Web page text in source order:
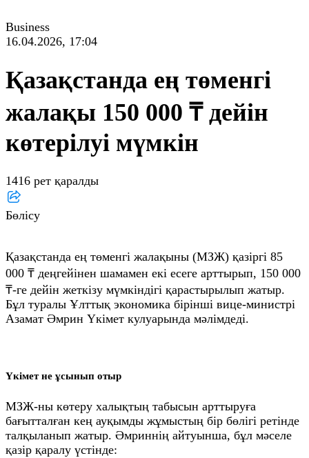
Business
16.04.2026, 17:04
Қазақстанда ең төменгі
жалақы 150 000 ₸ дейін
көтерілуі мүмкін
1416 рет қаралды
Бөлісу
Қазақстанда ең төменгі жалақыны (МЗЖ) қазіргі 85
000 ₸ деңгейінен шамамен екі есеге арттырып, 150 000
₸-ге дейін жеткізу мүмкіндігі қарастырылып жатыр.
Бұл туралы Ұлттық экономика бірінші вице-министрі
Азамат Әмрин Үкімет кулуарында мәлімдеді.
Үкімет не ұсынып отыр
МЗЖ-ны көтеру халықтың табысын арттыруға
бағытталған кең ауқымды жұмыстың бір бөлігі ретінде
талқыланып жатыр. Әмриннің айтуынша, бұл мәселе
қазір қаралу үстінде: